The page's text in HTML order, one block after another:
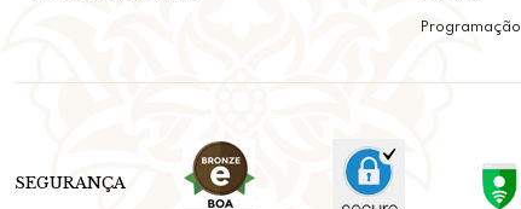
Programação
SEGURANÇA